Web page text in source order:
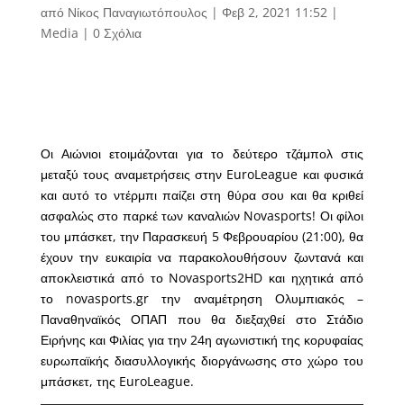
από Νίκος Παναγιωτόπουλος | Φεβ 2, 2021 11:52|
Media | 0 Σχόλια
Οι Αιώνιοι ετοιμάζονται για το δεύτερο τζάμπολ στις
μεταξύ τους αναμετρήσεις στην EuroLeague και φυσικά
και αυτό το ντέρμπι παίζει στη θύρα σου και θα κριθεί
ασφαλώς στο παρκέ των καναλιών Novasports! Οι φίλοι
του μπάσκετ, την Παρασκευή 5 Φεβρουαρίου (21:00), θα
έχουν την ευκαιρία να παρακολουθήσουν ζωντανά και
αποκλειστικά από το Novasports2HD και ηχητικά από
το novasports.gr την αναμέτρηση Ολυμπιακός –
Παναθηναϊκός ΟΠΑΠ που θα διεξαχθεί στο Στάδιο
Ειρήνης και Φιλίας για την 24η αγωνιστική της κορυφαίας
ευρωπαϊκής διασυλλογικής διοργάνωσης στο χώρο του
μπάσκετ, της EuroLeague.